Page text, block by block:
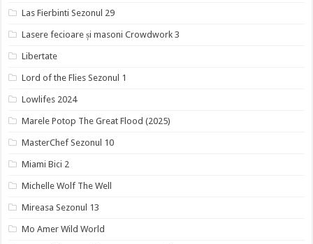
Las Fierbinti Sezonul 29
Lasere fecioare și masoni Crowdwork 3
Libertate
Lord of the Flies Sezonul 1
Lowlifes 2024
Marele Potop The Great Flood (2025)
MasterChef Sezonul 10
Miami Bici 2
Michelle Wolf The Well
Mireasa Sezonul 13
Mo Amer Wild World